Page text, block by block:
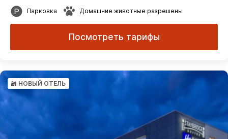
Парковка Домашние животные разрешены
Посмотреть тарифы
НОВЫЙ ОТЕЛЬ